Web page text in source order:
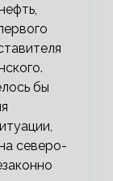
бы
северо-